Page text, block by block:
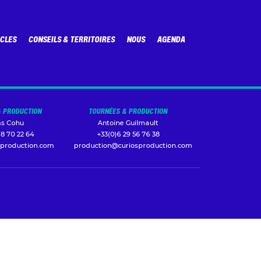
CONSEILS & TERRITOIRES NOUS AGENDA
PRODUCTION
Cohu
70 22 64
TOURNÉES & PRODUCTION
Antoine Guilmault
+33(0)6 29 56 76 38
production@curiosproduction.com